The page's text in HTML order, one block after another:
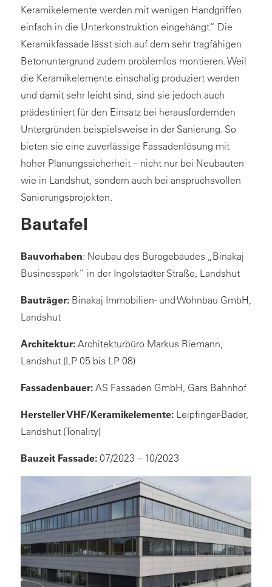
Keramikelemente werden mit wenigen Handgriffen
einfach in die Unterkonstruktion eingehängt.“ Die
Keramikfassade lässt sich auf dem sehr tragfähigen
Betonuntergrund zudem problemlos montieren. Weil
die Keramikelemente einschalig produziert werden
und damit sehr leicht sind, sind sie jedoch auch
prädestiniert für den Einsatz bei herausfordernden
Untergründen beispielsweise in der Sanierung. So
bieten sie eine zuverlässige Fassadenlösung mit
hoher Planungssicherheit – nicht nur bei Neubauten
wie in Landshut, sondern auch bei anspruchsvollen
Sanierungsprojekten.
Bautafel
Bauvorhaben: Neubau des Bürogebäudes „Binakaj
Businesspark“ in der Ingolstädter Straße, Landshut
Bauträger: Binakaj Immobilien- und Wohnbau GmbH,
Landshut
Architektur: Architekturbüro Markus Riemann,
Landshut (LP 05 bis LP 08)
Fassadenbauer: AS Fassaden GmbH, Gars Bahnhof
Hersteller VHF/Keramikelemente: Leipfinger-Bader,
Landshut (Tonality)
Bauzeit Fassade: 07/2023 – 10/2023